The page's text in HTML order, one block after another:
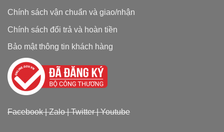
Chính sách vận chuẩn và giao/nhận
Chính sách đổi trả và hoàn tiền
Bảo mật thông tin khách hàng
Facebook|Zalo|Twitter|Youtube